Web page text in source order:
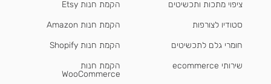
ציפוי מתכות ותכשיטים
סטודיו לצורפות
חומרי גלם לתכשיטים
שירותי ecommerce
הקמת חנות Etsy
הקמת חנות Amazon
הקמת חנות Shopify
הקמת חנות
WooCommerce